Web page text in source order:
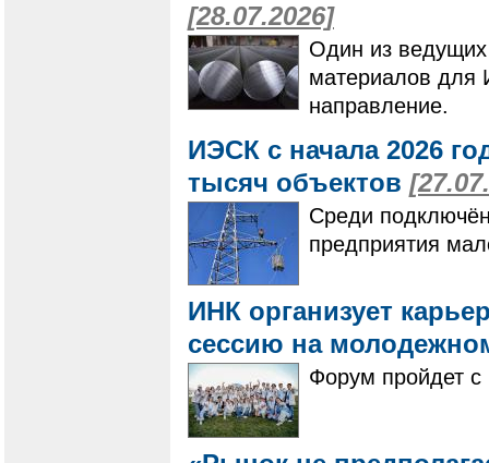
[28.07.2026]
Один из ведущих
материалов для
направление.
ИЭСК с начала 2026
тысяч объектов
Среди
предприятия
ИНК организует
сессию на
Форум пройдет с